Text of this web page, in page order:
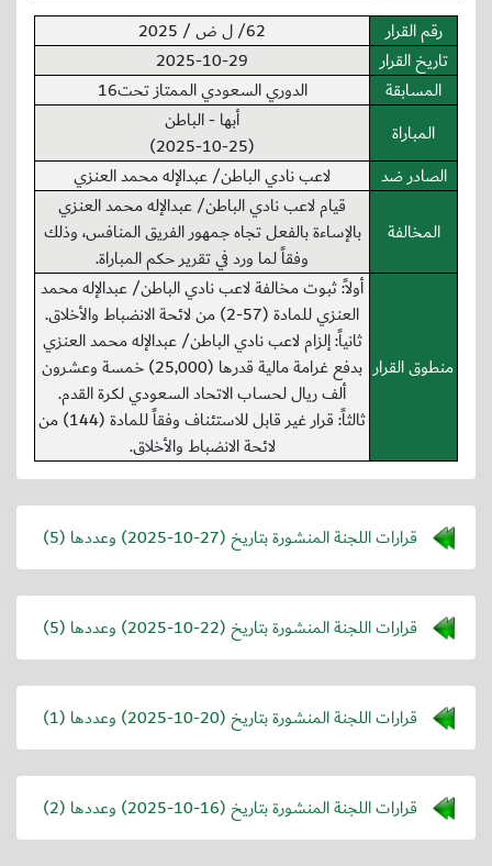
رقم القرار
62/ ل ض / 2025
تاريخ القرار
2025-10-29
المسابقة
الدوري السعودي الممتاز تحت16
المباراة
أبها - الباطن
(2025-10-25)
الصادر ضد
لاعب نادي الباطن/ عبدالإله محمد العنزي
المخالفة
قيام لاعب نادي الباطن/ عبدالإله محمد العنزي
بالإساءة بالفعل تجاه جمهور الفريق المنافس، وذلك
وفقاً لما ورد في تقرير حكم المباراة.
منطوق القرار
أولاً: ثبوت مخالفة لاعب نادي الباطن/ عبدالإله محمد
العنزي للمادة (57-2) من لائحة الانضباط والأخلاق.
ثانياً: إلزام لاعب نادي الباطن/ عبدالإله محمد العنزي
بدفع غرامة مالية قدرها (25,000) خمسة وعشرون
ألف ريال لحساب الاتحاد السعودي لكرة القدم.
ثالثاً: قرار غير قابل للاستئناف وفقاً للمادة (144) من
لائحة الانضباط والأخلاق.
قرارات اللجنة المنشورة بتاريخ (2025-10-27) وعددها (5)
قرارات اللجنة المنشورة بتاريخ (2025-10-22) وعددها (5)
قرارات اللجنة المنشورة بتاريخ (2025-10-20) وعددها (1)
قرارات اللجنة المنشورة بتاريخ (2025-10-16) وعددها (2)